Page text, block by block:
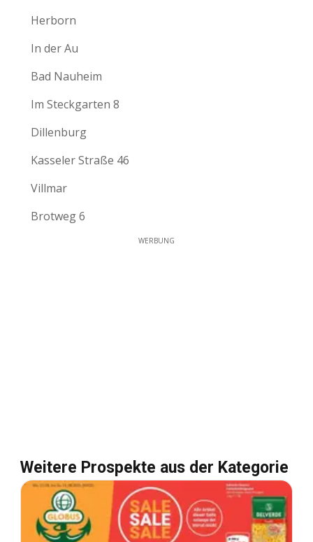
Herborn
In der Au
Bad Nauheim
Im Steckgarten 8
Dillenburg
Kasseler Straße 46
Villmar
Brotweg 6
WERBUNG
Weitere Prospekte aus der Kategorie